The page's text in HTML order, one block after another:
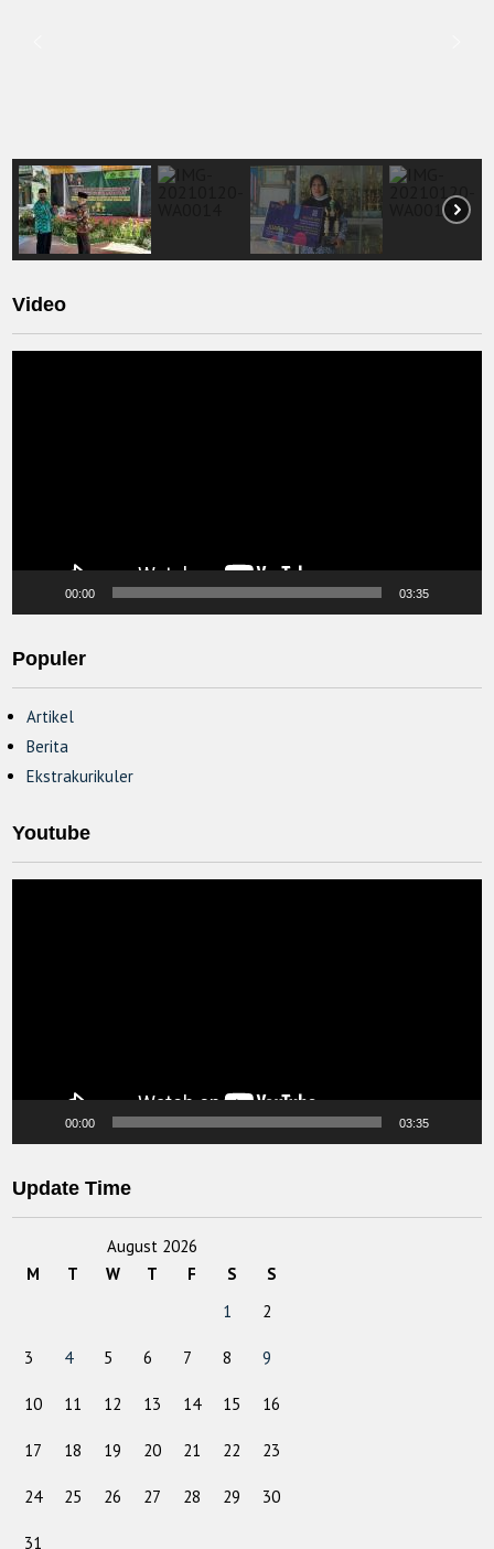
Video
00:00 03:35
Populer
Artikel
Berita
Ekstrakurikuler
Youtube
00:00 03:35
Update Time
August 2026
M
T W T F S
S
1
2
3 4 5 6 7 8 9
10 11 12 13 14 15 16
17 18 19 20 21 22 23
24 25 26 27 28 29 30
31